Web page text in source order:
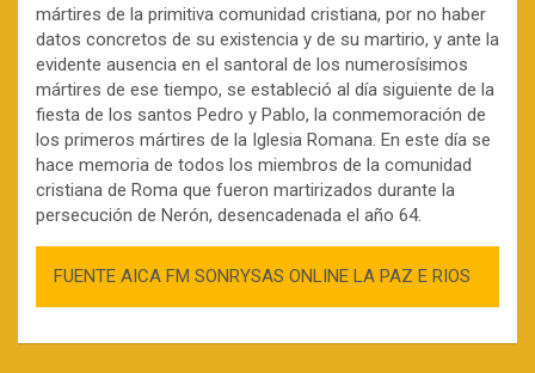
mártires de la primitiva comunidad cristiana, por no haber
datos concretos de su existencia y de su martirio, y ante la
evidente ausencia en el santoral de los numerosísimos
mártires de ese tiempo, se estableció al día siguiente de la
fiesta de los santos Pedro y Pablo, la conmemoración de
los primeros mártires de la Iglesia Romana. En este día se
hace memoria de todos los miembros de la comunidad
cristiana de Roma que fueron martirizados durante la
persecución de Nerón, desencadenada el año 64.
FUENTE AICA FM SONRYSAS ONLINE LA PAZ E RIOS